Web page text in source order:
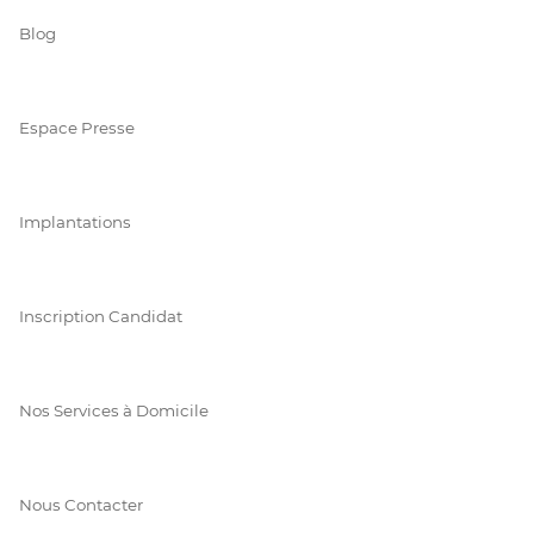
Blog
Espace Presse
Implantations
Inscription Candidat
Nos Services à Domicile
Nous Contacter